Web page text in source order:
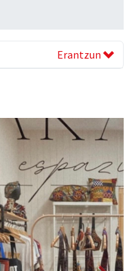
Erantzun